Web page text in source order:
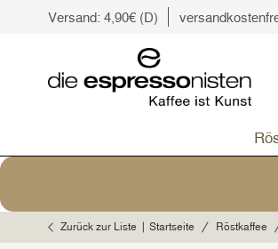
Versand: 4,90€ (D)
Zurück zur Liste Startseite Röstkaffee